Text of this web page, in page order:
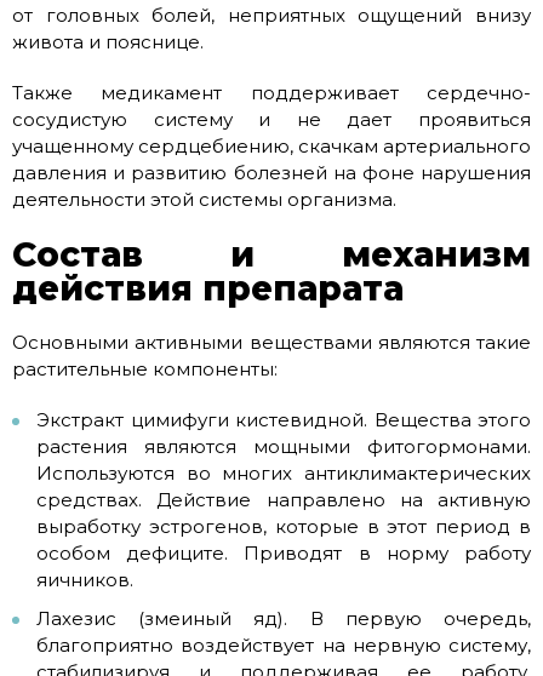
от головных болей, неприятных ощущений внизу
живота и пояснице.
Также медикамент поддерживает сердечно-
сосудистую систему и не дает проявиться
учащенному сердцебиению, скачкам артериального
давления и развитию болезней на фоне нарушения
деятельности этой системы организма.
Состав и механизм
действия препарата
Основными активными веществами являются такие
растительные компоненты:
Экстракт цимифуги кистевидной. Вещества этого
растения являются мощными фитогормонами.
Используются во многих антиклимактерических
средствах. Действие направлено на активную
выработку эстрогенов, которые в этот период в
особом дефиците. Приводят в норму работу
яичников.
Лахезис (змеиный яд). В первую очередь,
благоприятно воздействует на нервную систему,